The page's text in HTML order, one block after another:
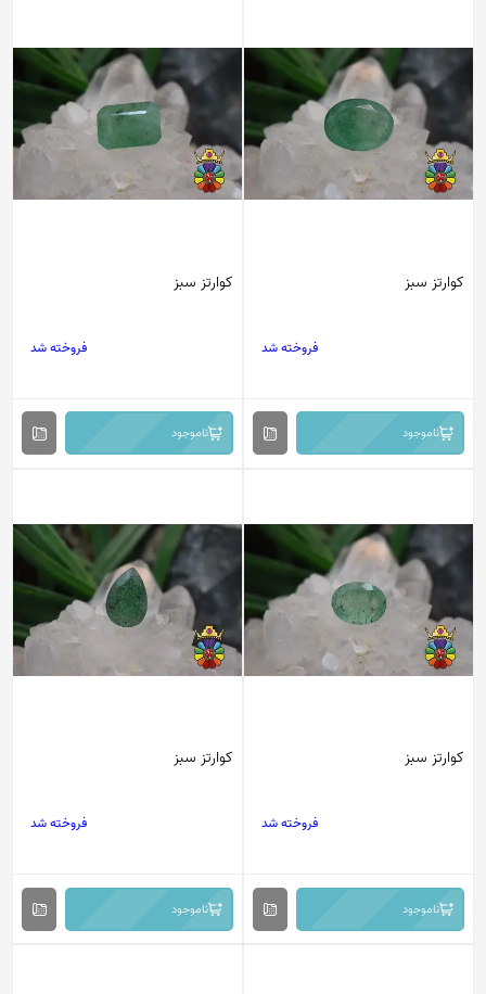
کوارتز سبز
فروخته شد
ناموجود
کوارتز سبز
فروخته شد
ناموجود
کوارتز سبز
فروخته شد
ناموجود
کوارتز سبز
فروخته شد
ناموجود